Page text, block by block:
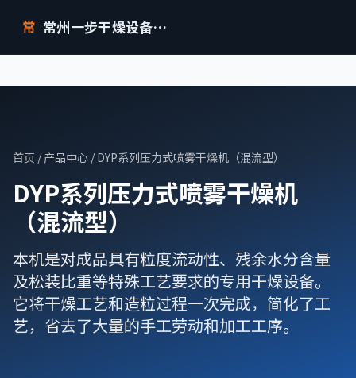
常 常州一步干燥设备有限公司
首页 / 产品中心 / DYP系列压力式喷雾干燥机（混流型）
DYP系列压力式喷雾干燥机
（混流型）
本机是对成品具有粒度流动性、残余水分含量
及松装比重等特殊工艺要求的专用干燥设备。
它将干燥工艺和造粒过程一次完成，简化了工
艺，省去了大量的手工劳动和加工工序。